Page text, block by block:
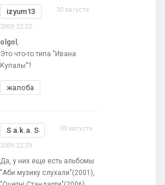
izyum13 30 августа
2009 22:22
olgol ,
Это что-то типа "Ивана
Купалы"?
жалоба
S a.k.a. S 30 августа
2009 22:29
Да, у них еще есть альбомы
"Аби музику слухали"(2001),